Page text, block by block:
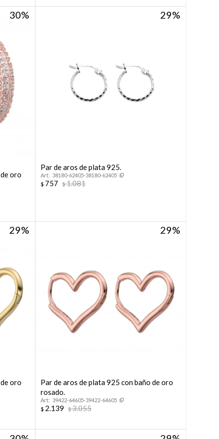
30
oro
29
Par de aros de plata 925.
38180-62405-38180-62405
$ 757 $1.081
29
oro
29
Par de aros de plata 925 con baño de oro
rosado.
39422-64605-39422-64605
$ 2.139 $3.055